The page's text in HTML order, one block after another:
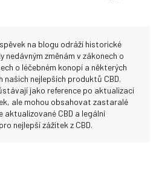
na blogu odráží historické
nedávným změnám v zákonech o
o léčebném konopí a některých
našich nejlepších produktů CBD.
jako reference po aktualizaci
ale mohou obsahovat zastaralé
aktualizované CBD a legální
nejlepší zážitek z CBD.